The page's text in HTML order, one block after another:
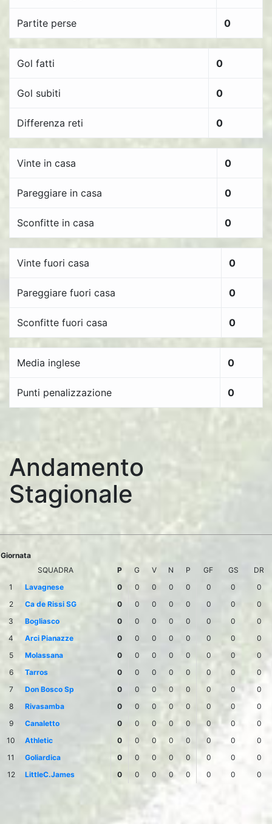
Partite perse 0
Gol fatti 0
Gol subiti 0
Differenza reti 0
Vinte in casa 0
Pareggiare in casa 0
Sconfitte in casa 0
Vinte fuori casa 0
Pareggiare fuori casa 0
Sconfitte fuori casa 0
Media inglese 0
Punti penalizzazione 0
Andamento
Stagionale
Giornata
SQUADRA
P G V N P GF GS
DR
1
Lavagnese 0 0 0 0 0 0 0
0
2
Ca de Rissi SG 0 0 0 0 0 0 0
0
3
Bogliasco 0 0 0 0 0 0 0
0
4
Arci Pianazze 0 0 0 0 0 0 0
0
5
Molassana 0 0 0 0 0 0 0
0
6
Tarros 0 0 0 0 0 0 0
0
7
Don Bosco Sp 0 0 0 0 0 0 0
0
8
Rivasamba 0 0 0 0 0 0 0
0
9
Canaletto 0 0 0 0 0 0 0
0
10
Athletic 0 0 0 0 0 0 0
0
11
Goliardica 0 0 0 0 0 0 0
0
12
LittleC.James 0 0 0 0 0 0 0 0